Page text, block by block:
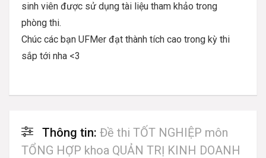
sinh viên được sử dụng tài liệu tham khảo trong
phòng thi.
Chúc các bạn UFMer đạt thành tích cao trong kỳ thi
sắp tới nha <3
Thông tin: Đề thi TỐT NGHIỆP môn
TỔNG HỢP khoa QUẢN TRỊ KINH DOANH